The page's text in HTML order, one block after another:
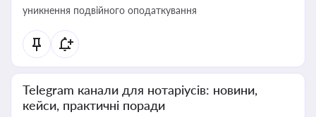
уникнення подвійного оподаткування
Telegram канали для нотаріусів: новини,
кейси, практичні поради